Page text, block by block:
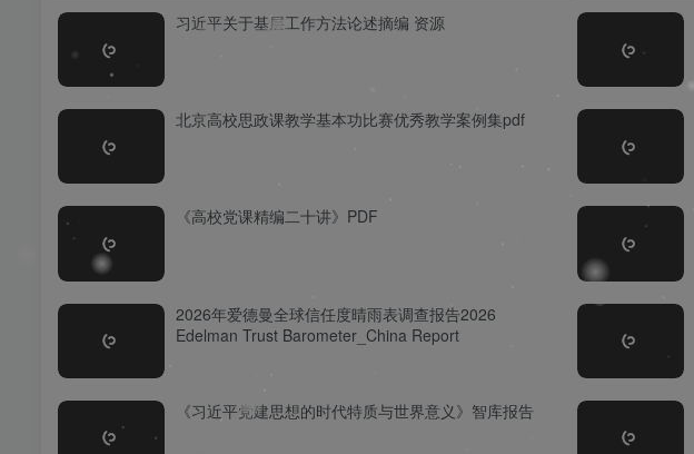
习近平关于基层工作方法论述摘编 资源
北京高校思政课教学基本功比赛优秀教学案例集pdf
《高校党课精编二十讲》PDF
2026年爱德曼全球信任度晴雨表调查报告2026
Edelman Trust Barometer_China Report
《习近平党建思想的时代特质与世界意义》智库报告